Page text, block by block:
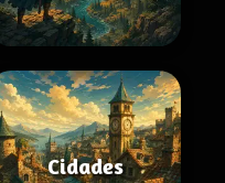
Cidades